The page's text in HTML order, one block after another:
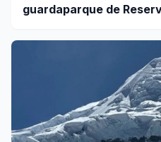
guardaparque de